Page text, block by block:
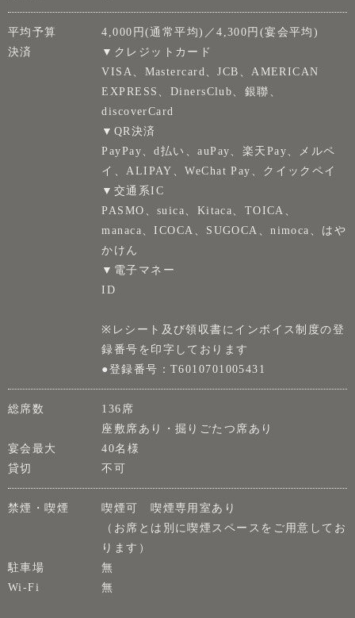
平均予算
4,000円(通常平均)／4,300円(宴会平均)
決済
▼クレジットカード
VISA、Mastercard、JCB、AMERICAN
EXPRESS、DinersClub、銀聯、
discoverCard
▼QR決済
PayPay、d払い、auPay、楽天Pay、メルペ
イ、ALIPAY、WeChat Pay、クイックペイ
▼交通系IC
PASMO、suica、Kitaca、TOICA、
manaca、ICOCA、SUGOCA、nimoca、はや
かけん
▼電子マネー
ID
※レシート及び領収書にインボイス制度の登
録番号を印字しております
●登録番号：T6010701005431
総席数
136席
座敷席あり・掘りごたつ席あり
宴会最大
40名様
貸切
不可
禁煙・喫煙
喫煙可 喫煙専用室あり
（お席とは別に喫煙スペースをご用意してお
ります）
駐車場
無
Wi-Fi
無